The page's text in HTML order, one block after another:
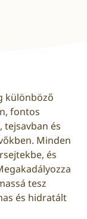
különböző
fontos
tejsavban és
Minden
és
tesz
és hidratált